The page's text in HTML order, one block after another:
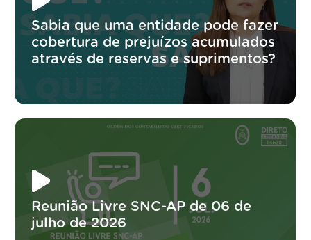
Sabia que uma entidade pode fazer
cobertura de prejuízos acumulados
através de reservas e suprimentos?
Reunião Livre SNC-AP de 06 de
julho de 2026